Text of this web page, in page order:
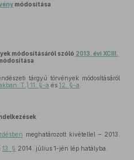
módosítása
módosításáról szóló 2013. évi XCIII.
tárgyú törvények módosításáról
T.) 11. §-a és 12. §-a
meghatározott kivétellel – 2013.
13. § 2014. július 1-jén lép hatályba.